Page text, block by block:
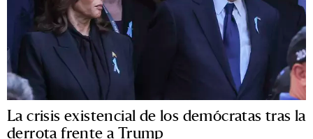
La crisis existencial de los demócratas tras la
derrota frente a Trump